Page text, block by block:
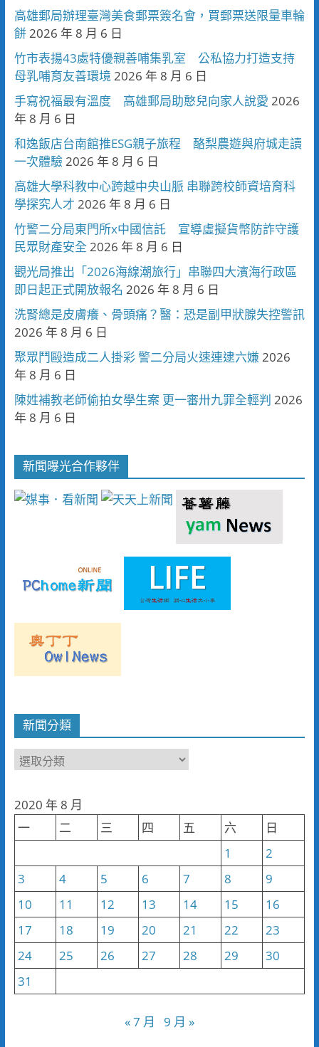
高雄郵局辦理臺灣美食郵票簽名會，買郵票送限量車輪
餅2026 年 8 月 6 日
竹市表揚43處特優親善哺集乳室 公私協力打造支持
母乳哺育友善環境2026 年 8 月 6 日
手寫祝福最有溫度 高雄郵局助憨兒向家人說愛 2026
年 8 月 6 日
和逸飯店台南館推ESG親子旅程 酪梨農遊與府城走讀
一次體驗2026 年 8 月 6 日
高雄大學科教中心跨越中央山脈 串聯跨校師資培育科
學探究人才 2026 年 8 月 6 日
竹警二分局東門所x中國信託 宣導虛擬貨幣防詐守護
民眾財產安全 2026 年 8 月 6 日
觀光局推出「2026海線潮旅行」串聯四大濱海行政區
即日起正式開放報名 2026 年 8 月 6 日
洗腎總是皮膚癢、骨頭痛？醫：恐是副甲狀腺失控警訊
2026 年 8 月 6 日
聚眾鬥毆造成二人掛彩 警二分局火速連逮六嫌2026
年 8 月 6 日
陳姓補教老師偷拍女學生案 更一審卅九罪全輕判 2026
年 8 月 6 日
新聞曝光合作夥伴
新聞分類
新
類
2020 年 8 月
一
二 三 四 五 六
日
1
2
3
4 5 6 7 8
9
10
11 12 13 14 15
16
17
18 19 20 21 22
23
24
25 26 27 28 29
30
31
« 7 月 9 月 »